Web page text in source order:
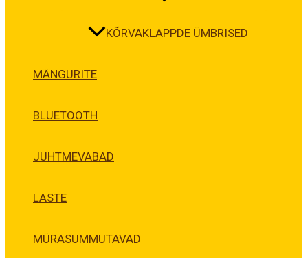
KÕRVAKLAPPDE ÜMBRISED
MÄNGURITE
BLUETOOTH
JUHTMEVABAD
LASTE
MÜRASUMMUTAVAD